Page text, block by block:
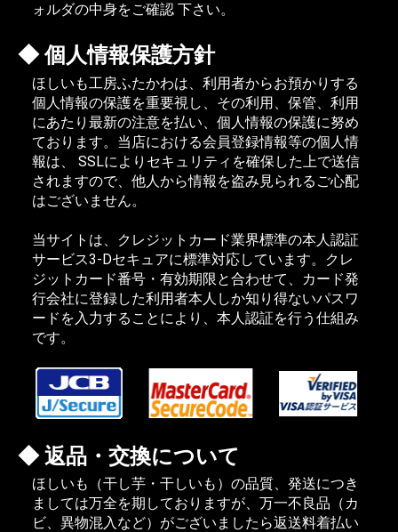
ォルダの中身をご確認 下さい。
個人情報保護方針
ほしいも工房ふたかわは、利用者からお預かりする
個人情報の保護を重要視し、その利用、保管、利用
にあたり最新の注意を払い、個人情報の保護に努め
ております。当店における会員登録情報等の個人情
報は、 SSLによりセキュリティを確保した上で送信
されますので、他人から情報を盗み見られるご心配
はございません。
当サイトは、クレジットカード業界標準の本人認証
サービス3-Dセキュアに標準対応しています。クレ
ジットカード番号・有効期限と合わせて、カード発
行会社に登録した利用者本人しか知り得ないパスワ
ードを入力することにより、本人認証を行う仕組み
です。
返品・交換について
ほしいも（干し芋・干しいも）の品質、発送につき
ましては万全を期しておりますが、万一不良品（カ
ビ、異物混入など）がございましたら返送料着払い